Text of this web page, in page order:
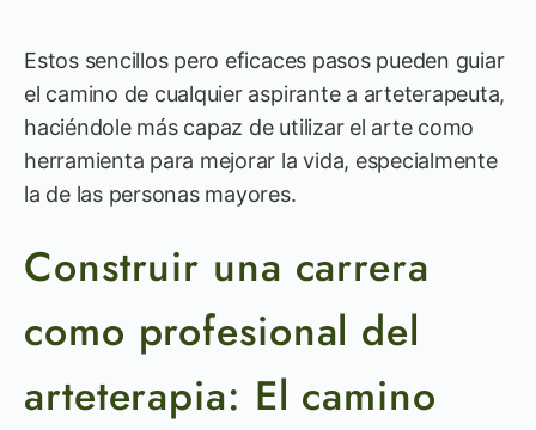
Estos sencillos pero eficaces pasos pueden guiar
el camino de cualquier aspirante a arteterapeuta,
haciéndole más capaz de utilizar el arte como
herramienta para mejorar la vida, especialmente
la de las personas mayores.
Construir una carrera
como profesional del
arteterapia: El camino